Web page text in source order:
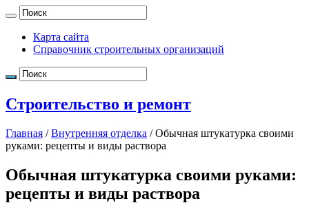
Карта сайта
Справочник строительных организаций
Строительство и ремонт
Главная / Внутренняя отделка / Обычная штукатурка своими
руками: рецепты и виды раствора
Обычная штукатурка своими руками:
рецепты и виды раствора